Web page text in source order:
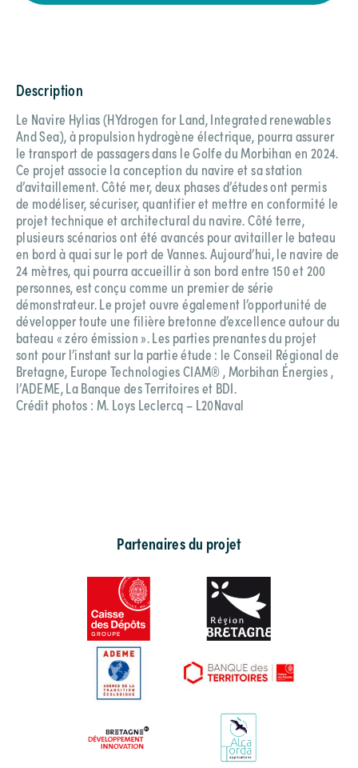
Description
Le Navire Hylias (HYdrogen for Land, Integrated renewables
And Sea), à propulsion hydrogène électrique, pourra assurer
le transport de passagers dans le Golfe du Morbihan en 2024.
Ce projet associe la conception du navire et sa station
d’avitaillement. Côté mer, deux phases d’études ont permis
de modéliser, sécuriser, quantifier et mettre en conformité le
projet technique et architectural du navire. Côté terre,
plusieurs scénarios ont été avancés pour avitailler le bateau
en bord à quai sur le port de Vannes. Aujourd’hui, le navire de
24 mètres, qui pourra accueillir à son bord entre 150 et 200
personnes, est conçu comme un premier de série
démonstrateur. Le projet ouvre également l’opportunité de
développer toute une filière bretonne d’excellence autour du
bateau « zéro émission ». Les parties prenantes du projet
sont pour l’instant sur la partie étude : le Conseil Régional de
Bretagne, Europe Technologies CIAM® , Morbihan Énergies ,
l’ADEME, La Banque des Territoires et BDI.
Crédit photos : M. Loys Leclercq – L20Naval
Partenaires du projet